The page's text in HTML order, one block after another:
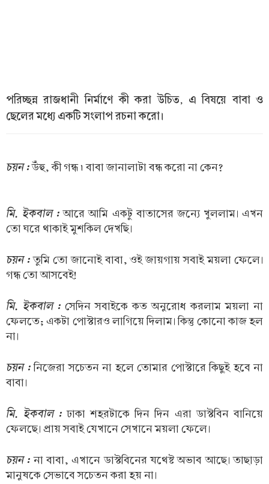
পরিচ্ছন্ন রাজধানী নির্মাণে কী করা উচিত, এ বিষয়ে বাবা ও
ছেলের মধ্যে একটি সংলাপ রচনা করো।
চয়ন :উঁহু, কী গন্ধ ৷ বাবা জানালাটা বন্ধ করো না কেন?
মি. ইকবাল :আরে আমি একটু বাতাসের জন্যে খুললাম। এখন
তো ঘরে থাকাই মুশকিল দেখছি।
চয়ন :তুমি তো জানোই বাবা, ওই জায়গায় সবাই ময়লা ফেলে।
গন্ধ তো আসবেই!
মি. ইকবাল : সেদিন সবাইকে কত অনুরোধ করলাম ময়লা না
ফেলতে; একটা পোস্টারও লাগিয়ে দিলাম। কিন্তু কোনো কাজ হল
না।
চয়ন :নিজেরা সচেতন না হলে তোমার পোস্টারে কিছুই হবে না
বাবা।
মি. ইকবাল :ঢাকা শহরটাকে দিন দিন এরা ডাস্টবিন বানিয়ে
ফেলছে। প্রায় সবাই যেখানে সেখানে ময়লা ফেলে।
চয়ন :না বাবা, এখানে ডাস্টবিনের যথেষ্ট অভাব আছে। তাছাড়া
মানুষকে সেভাবে সচেতন করা হয় না।